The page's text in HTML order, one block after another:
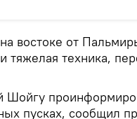
востоке от
тяжелая техника,
пусках, сообщил